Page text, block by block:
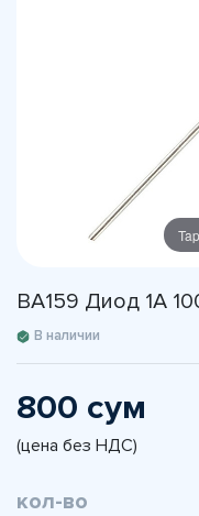
BA159 Диод 1А
В наличии
800 сум
(цена без НДС)
кол-во